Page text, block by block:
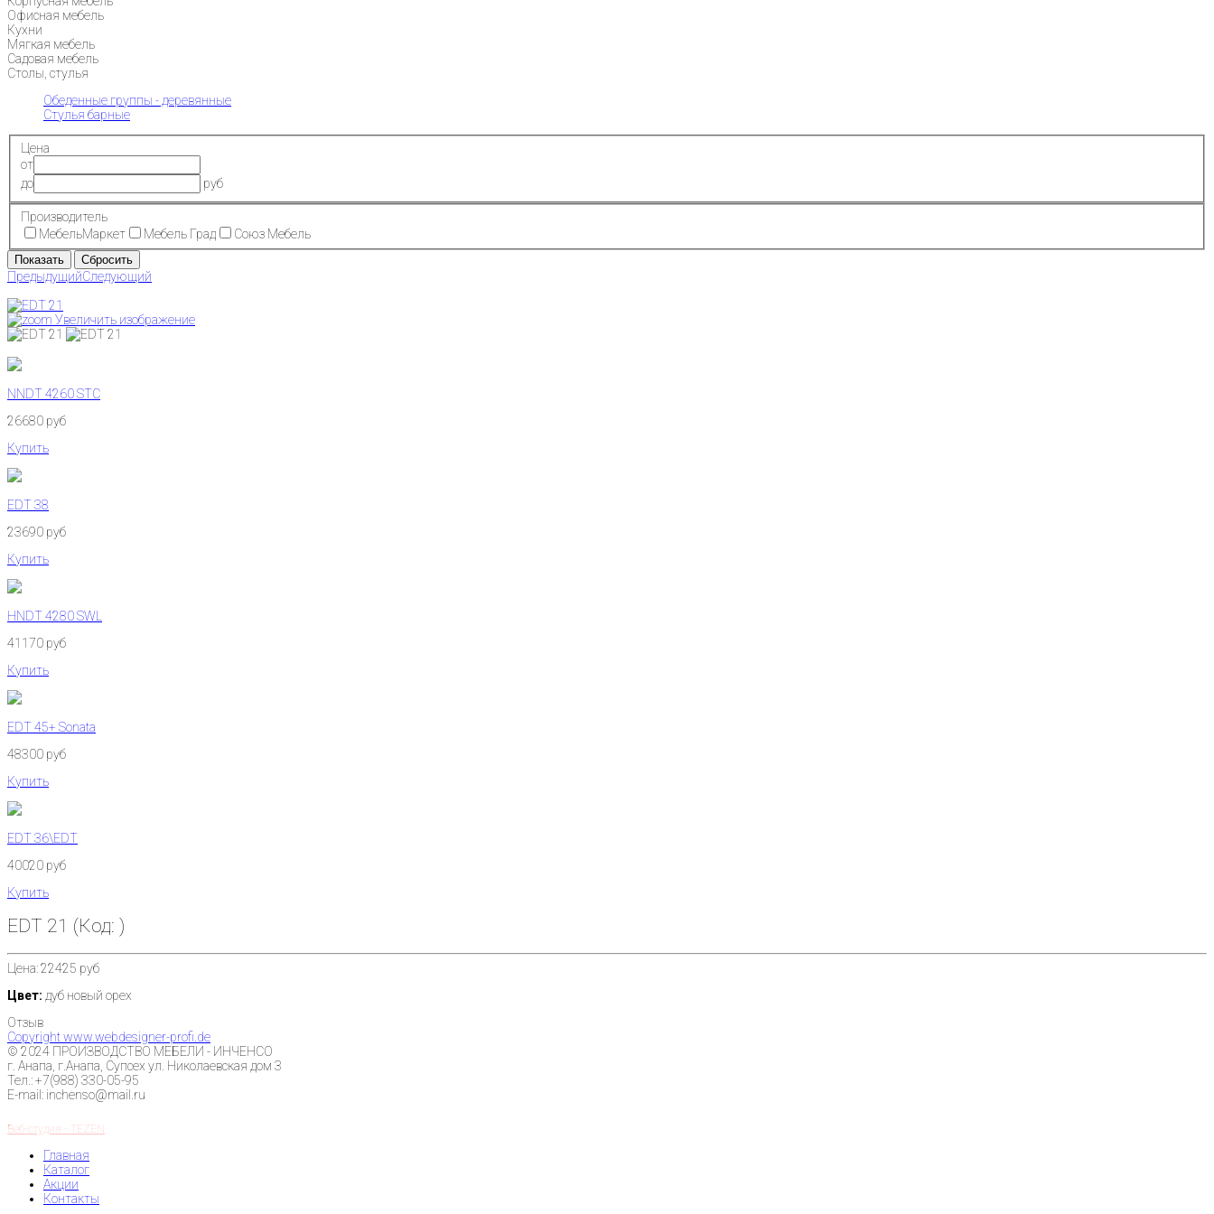
Офисная мебель
Кухни
Мягкая мебель
Садовая мебель
Столы, стулья
Обеденные группы - деревянные
Стулья барные
Цена
от
до
руб
Производитель
МебельМаркет
Мебель Град Союз Мебель
ПредыдущийСледующий
Увеличить изображение
NNDT 4260 STC
26680 руб
Купить
EDT 38
23690 руб
Купить
HNDT 4280 SWL
41170 руб
Купить
EDT 45+ Sonata
48300 руб
Купить
EDT 36\EDT
40020 руб
Купить
EDT 21 (Код: )
Цена:22425 руб
Цвет: дуб новый орех
Отзыв
Copyright www.webdesigner-profi.de
© 2024 ПРОИЗВОДСТВО МЕБЕЛИ - ИНЧЕНСО
г. Анапа, г.Анапа, Супсех ул. Николаевская дом 3
Тел.: +7(988) 330-05-95
E-mail: inchenso@mail.ru
Веб-студия - TEZEN
Главная
Каталог
Акции
Контакты